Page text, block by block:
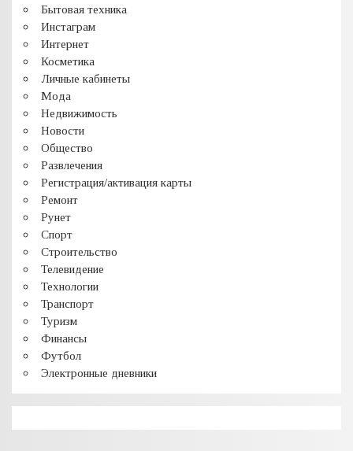
Бытовая техника
Инстаграм
Интернет
Косметика
Личные кабинеты
Мода
Недвижимость
Новости
Общество
Развлечения
Регистрация/активация карты
Ремонт
Рунет
Спорт
Строительство
Телевидение
Технологии
Транспорт
Туризм
Финансы
Футбол
Электронные дневники